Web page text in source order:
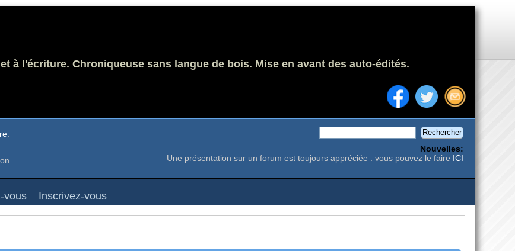
à l'écriture. Chroniqueuse sans langue de bois. Mise en avant des auto-édités.
.
Nouvelles:
Une présentation sur un forum est toujours appréciée : vous pouvez le faire ICI
vous Inscrivez-vous